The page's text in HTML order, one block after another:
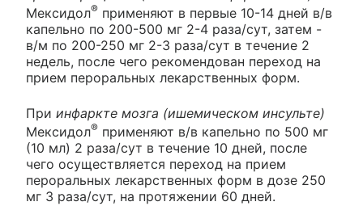
Мексидол® применяют в первые 10-14 дней в/в
капельно по 200-500 мг 2-4 раза/сут, затем -
в/м по 200-250 мг 2-3 раза/сут в течение 2
недель, после чего рекомендован переход на
прием пероральных лекарственных форм.
При инфаркте мозга (ишемическом инсульте)
Мексидол® применяют в/в капельно по 500 мг
(10 мл) 2 раза/сут в течение 10 дней, после
чего осуществляется переход на прием
пероральных лекарственных форм в дозе 250
мг 3 раза/сут, на протяжении 60 дней.